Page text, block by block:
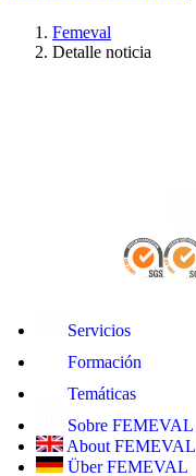
Femeval
Detalle noticia
Servicios
Formación
Temáticas
Sobre FEMEVAL
About FEMEVAL
Über FEMEVAL